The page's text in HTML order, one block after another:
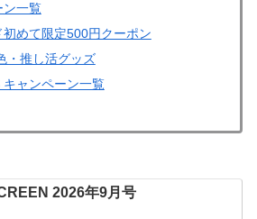
ン一覧
初めて限定500円クーポン
・推し活グッズ
キャンペーン一覧
2026年9月号